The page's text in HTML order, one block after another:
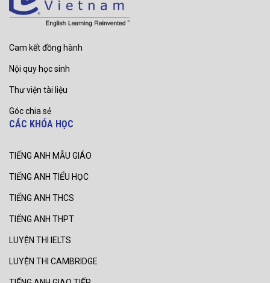
Cam kết đồng hành
Nội quy học sinh
Thư viện tài liệu
Góc chia sẻ
CÁC KHÓA HỌC
TIẾNG ANH MẪU GIÁO
TIẾNG ANH TIỂU HỌC
TIẾNG ANH THCS
TIẾNG ANH THPT
LUYỆN THI IELTS
LUYỆN THI CAMBRIDGE